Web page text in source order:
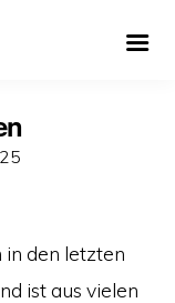
in den letzten
ist aus vielen